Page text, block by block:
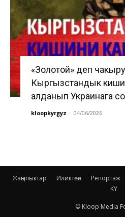
«Золотой» деп
Кыргызстандык
алданып Украинага
kloopkyrgyz - 04/06/2026
Жаңылыктар Иликтөө Репортаж
KY
© Kloop Media